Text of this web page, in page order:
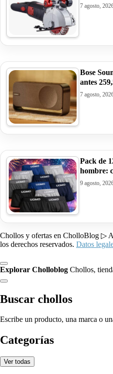
7 agosto,
Bose
antes
7 agosto,
Pack de
hombre:
9 agosto,
Chollos y ofertas en CholloBlog ▷
los derechos reservados. Datos
Explorar Cholloblog Chollos,
Buscar chollos
Escribe un producto, una marca o
Categorías
Ver todas